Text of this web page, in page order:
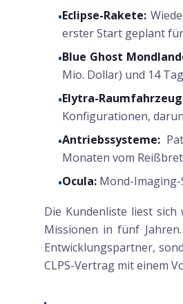
•Eclipse-Rakete:
erster Start geplant
•Blue Ghost
Mio. Dollar) und 14
•Elytra-
Konfigurationen,
•Antriebssysteme:
Monaten vom
•Ocula: Mond-
Die Kundenliste liest
Missionen in fünf
Entwicklungspartner,
CLPS-Vertrag mit einem